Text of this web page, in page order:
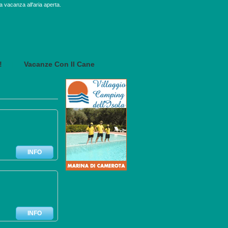
vacanza all'aria aperta.
Vacanze Con Il Cane
INFO
INFO